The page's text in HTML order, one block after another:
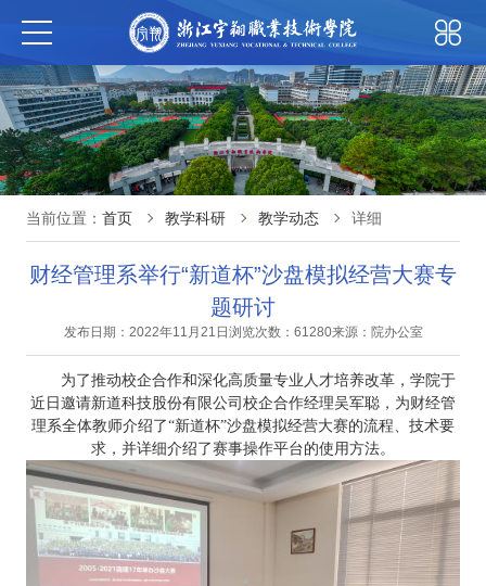
当前位置： 首页 教学科研 教学动态 详细
财经管理系举行“新道杯”沙盘模拟经营大赛专
题研讨
发布日期：2022年11月21日 浏览次数：61280来源：院办公室
为了推动校企合作和深化高质量专业人才培养改革，学院于
近日邀请新道科技股份有限公司校企合作经理吴军聪，为财经管
理系全体教师介绍了“新道杯”沙盘模拟经营大赛的流程、技术要
求，并详细介绍了赛事操作平台的使用方法。